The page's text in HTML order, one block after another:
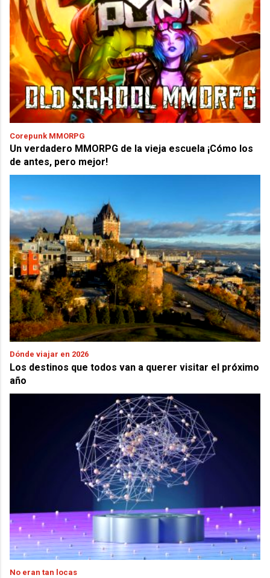
Corepunk MMORPG
Un verdadero MMORPG de la vieja escuela ¡Cómo los
de antes, pero mejor!
Dónde viajar en 2026
Los destinos que todos van a querer visitar el próximo
año
No eran tan locas